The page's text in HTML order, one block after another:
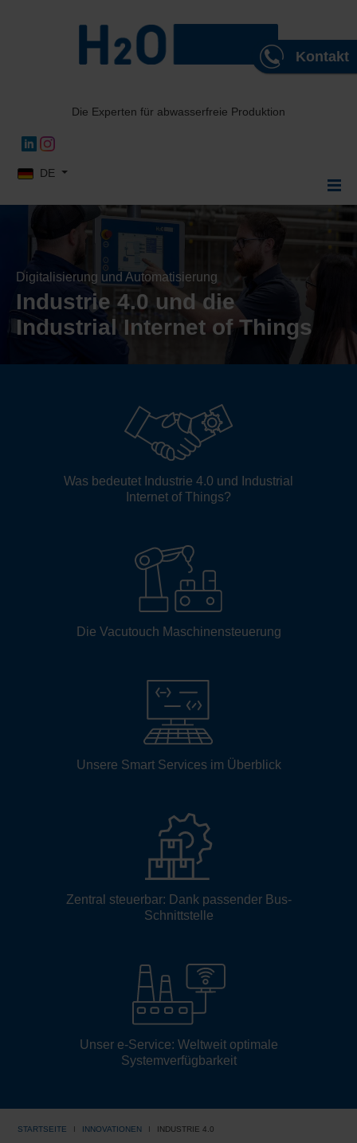
Kontakt
Die Experten für abwasserfreie Produktion
Sprache auswählen
DE
Digitalisierung und Automatisierung
Industrie 4.0 und die
Industrial Internet of Things
Was bedeutet Industrie 4.0 und Industrial
Internet of Things?
Die Vacutouch Maschinensteuerung
Unsere Smart Services im Überblick
Zentral steuerbar: Dank passender Bus-
Schnittstelle
Unser e-Service: Weltweit optimale
Systemverfügbarkeit
STARTSEITE INNOVATIONEN INDUSTRIE 4.0